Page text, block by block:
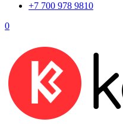
+7 700 978 9810
0